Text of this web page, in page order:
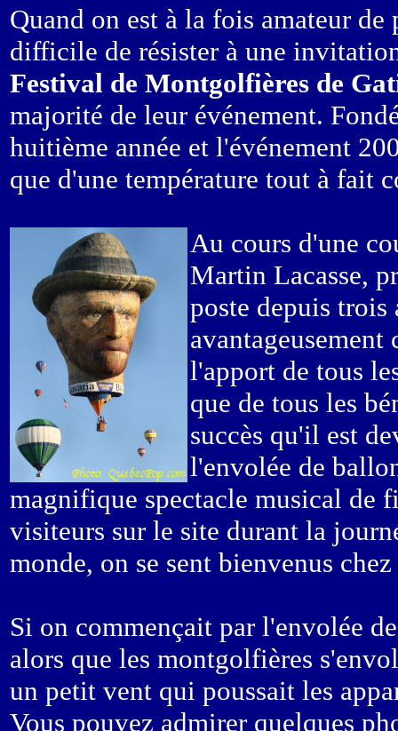
Quand on est à la fois amateur
difficile de résister à une
Festival de Montgolfières de
majorité de leur événement.
huitième année et l'événement
que d'une température tout à fait
Au cours d'une
Martin Lacasse,
poste depuis trois
l'apport de tous
que de tous les
succès qu'il est
l'envolée de
magnifique spectacle musical de
visiteurs sur le site durant la
monde, on se sent bienvenus
Si on commençait par l'envolée
alors que les montgolfières
un petit vent qui poussait les
Vous pouvez admirer quelques